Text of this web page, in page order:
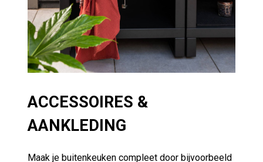
AANKLEDING
handige mise en place bakjes toe te voegen waar